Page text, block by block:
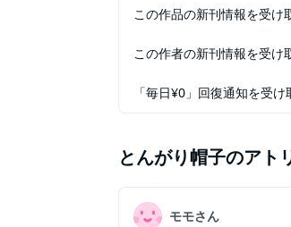
この作品の新刊情報を受け
この作者の新刊情報を受け
「毎日¥0」回復通知を受け
とんがり帽子のアト
モモさん